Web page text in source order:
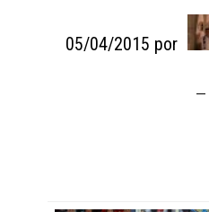
05/04/2015 por